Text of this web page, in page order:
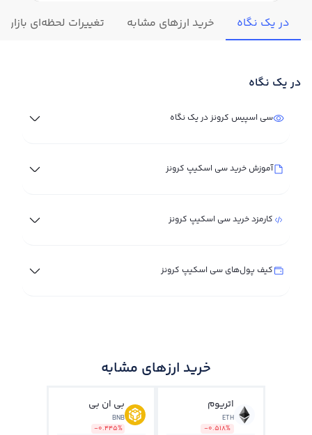
در یک نگاه خرید ارزهای مشابه تغییرات لحظه‌ای
در یک نگاه
سی اسپیس کرونز در یک نگاه
آموزش خرید سی اسکیپ کرونز
کارمزد خرید سی اسکیپ کرونز
کیف پول‌های سی اسکیپ کرونز
خرید ارزهای مشابه
اتریوم
ETH
-0.518%
بی ان بی
BNB
-0.445%